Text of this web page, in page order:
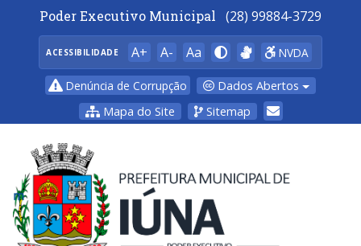
Poder Executivo Municipal (28) 99884-3729
ACESSIBILIDADE A+ A- Aa NVDA
Denúncia de Corrupção
Dados Abertos
Mapa do Site
Sitemap